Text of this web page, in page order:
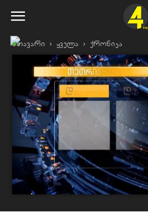
მთავარი ყველა ქრონიკა